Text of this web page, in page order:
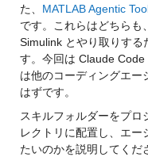
た、 MATLAB Agentic
です。これらはどちらも
Simulink とやり取りする
す。今回は Claude
は他のコーディングエー
はずです。
スキルフォルダーをプロ
レクトリに配置し、エー
たいのかを説明してくだ